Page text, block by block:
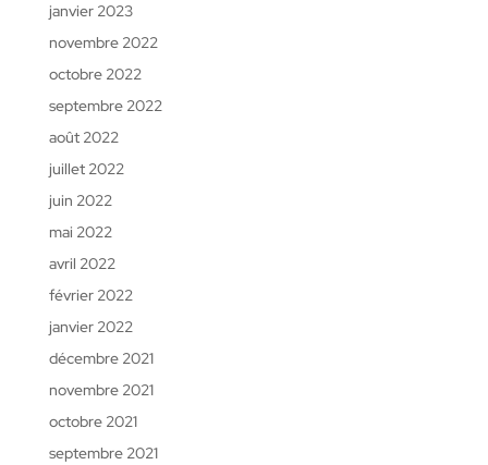
janvier 2023
novembre 2022
octobre 2022
septembre 2022
août 2022
juillet 2022
juin 2022
mai 2022
avril 2022
février 2022
janvier 2022
décembre 2021
novembre 2021
octobre 2021
septembre 2021